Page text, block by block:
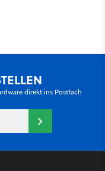
direkt ins Postfach